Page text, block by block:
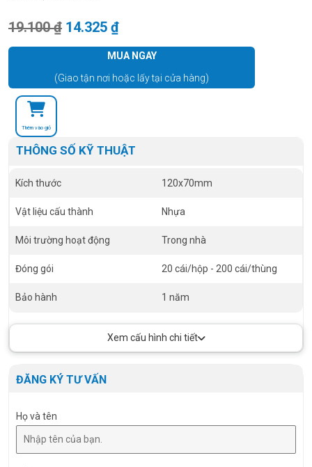
19.100₫ Giá gốc là: 19.100 ₫.
14.325 ₫Giá hiện tại là: 14.325 ₫.
MUA NGAY
(Giao tận nơi hoặc lấy tại cửa hàng)
Thêm vào giỏ
THÔNG SỐ KỸ THUẬT
Kích thước 120x70mm
Vật liệu cấu thành Nhựa
Môi trường hoạt động Trong nhà
Đóng gói 20 cái/hộp - 200 cái/thùng
Bảo hành 1 năm
Xem cấu hình chi tiết
ĐĂNG KÝ TƯ VẤN
Họ và tên